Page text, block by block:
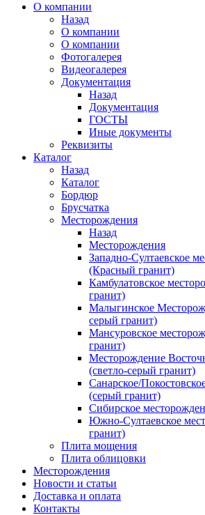
О компании
Назад
О компании
О компании
Фотогалерея
Видеогалерея
Документация
Назад
Документация
ГОСТЫ
Иные документы
Реквизиты
Каталог
Назад
Каталог
Бордюр
Брусчатка
Месторождения
Назад
Месторождения
Западно-Султаевское
(Красный гранит)
Камбулатовское
гранит)
Малыгинское
серый гранит)
Мансуровское
гранит)
Месторождение
(светло-серый гранит)
Санарское/
(серый гранит)
Сибирское
Южно-Султаевское
гранит)
Плита мощения
Плита облицовки
Месторождения
Новости и статьи
Доставка и оплата
Контакты